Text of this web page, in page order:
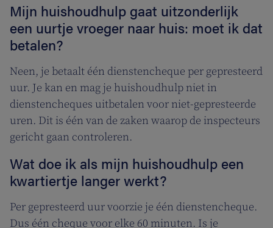
Mijn huishoudhulp gaat uitzonderlijk
een uurtje vroeger naar huis: moet ik dat
betalen?
Neen, je betaalt één dienstencheque per gepresteerd
uur. Je kan en mag je huishoudhulp niet in
dienstencheques uitbetalen voor niet-gepresteerde
uren. Dit is één van de zaken waarop de inspecteurs
gericht gaan controleren.
Wat doe ik als mijn huishoudhulp een
kwartiertje langer werkt?
Per gepresteerd uur voorzie je één dienstencheque.
Dus één cheque voor elke 60 minuten. Is je